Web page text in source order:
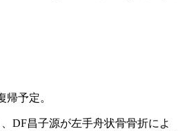
帰予定。
DF昌子源が左手舟状骨骨折によ